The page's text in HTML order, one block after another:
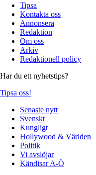
Tipsa
Kontakta oss
Annonsera
Redaktion
Om oss
Arkiv
Redaktionell policy
Har du ett nyhetstips?
Tipsa oss!
Senaste nytt
Svenskt
Kungligt
Hollywood & Världen
Politik
Vi avslöjar
Kändisar A-Ö